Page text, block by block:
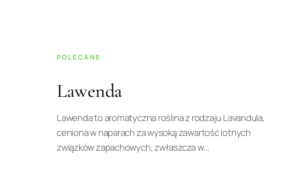
POLECANE
Lawenda
Lawenda to aromatyczna roślina z rodzaju Lavandula,
ceniona w naparach za wysoką zawartość lotnych
związków zapachowych, zwłaszcza w…